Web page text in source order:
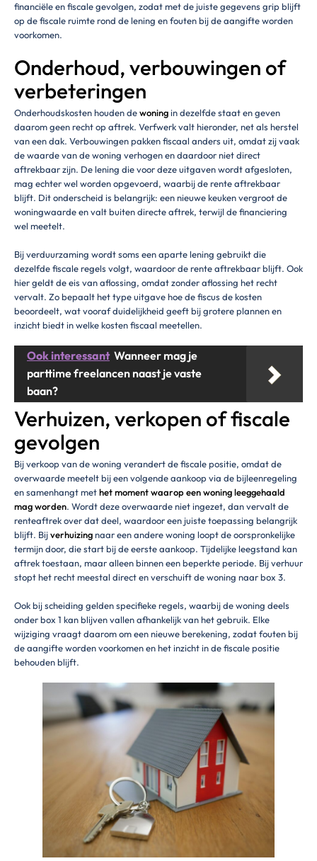
financiële en fiscale gevolgen, zodat met de juiste gegevens grip blijft
op de fiscale ruimte rond de lening en fouten bij de aangifte worden
voorkomen.
Onderhoud, verbouwingen of
verbeteringen
Onderhoudskosten houden dewoningin dezelfde staat en geven
daarom geen recht op aftrek. Verfwerk valt hieronder, net als herstel
van een dak. Verbouwingen pakken fiscaal anders uit, omdat zij vaak
de waarde van de woning verhogen en daardoor niet direct
aftrekbaar zijn. De lening die voor deze uitgaven wordt afgesloten,
mag echter wel worden opgevoerd, waarbij de rente aftrekbaar
blijft. Dit onderscheid is belangrijk: een nieuwe keuken vergroot de
woningwaarde en valt buiten directe aftrek, terwijl de financiering
wel meetelt.
Bij verduurzaming wordt soms een aparte lening gebruikt die
dezelfde fiscale regels volgt, waardoor de rente aftrekbaar blijft. Ook
hier geldt de eis van aflossing, omdat zonder aflossing het recht
vervalt. Zo bepaalt het type uitgave hoe de fiscus de kosten
beoordeelt, wat vooraf duidelijkheid geeft bij grotere plannen en
inzicht biedt in welke kosten fiscaal meetellen.
Ook interessant Wanneer mag je
parttime freelancen naast je vaste
baan?
Verhuizen, verkopen of fiscale
gevolgen
Bij verkoop van de woning verandert de fiscale positie, omdat de
overwaarde meetelt bij een volgende aankoop via de bijleenregeling
en samenhangt methet moment waarop een woning leeggehaald
mag worden. Wordt deze overwaarde niet ingezet, dan vervalt de
renteaftrek over dat deel, waardoor een juiste toepassing belangrijk
blijft. Bijverhuizingnaar een andere woning loopt de oorspronkelijke
termijn door, die start bij de eerste aankoop. Tijdelijke leegstand kan
aftrek toestaan, maar alleen binnen een beperkte periode. Bij verhuur
stopt het recht meestal direct en verschuift de woning naar box 3.
Ook bij scheiding gelden specifieke regels, waarbij de woning deels
onder box 1 kan blijven vallen afhankelijk van het gebruik. Elke
wijziging vraagt daarom om een nieuwe berekening, zodat fouten bij
de aangifte worden voorkomen en het inzicht in de fiscale positie
behouden blijft.